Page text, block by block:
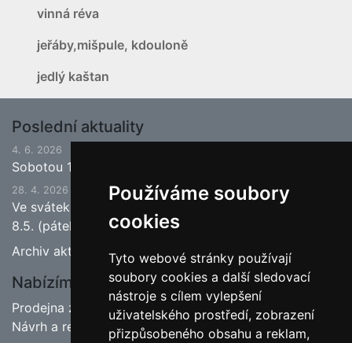
Používáme soubory
cookies
Tyto webové stránky používají
soubory cookies a další sledovací
nástroje s cílem vylepšení
uživatelského prostředí, zobrazení
přizpůsobeného obsahu a reklam,
vinná réva
jeřáby,mišpule, kdouloně
jedlý kaštan
Poslední aktuality
4. 6. 2026
Sobotou 13.6.2026 bude ukončena jarní sezona.
28. 4. 2026
Ve svátek 1.5. (pátek) bude naše prodejna zavřena a
8.5. (pátek) bude otevřeno.
Archiv aktualit
Nabízíme
Prodejna zahradnictví
Návrh a realizace zahrad